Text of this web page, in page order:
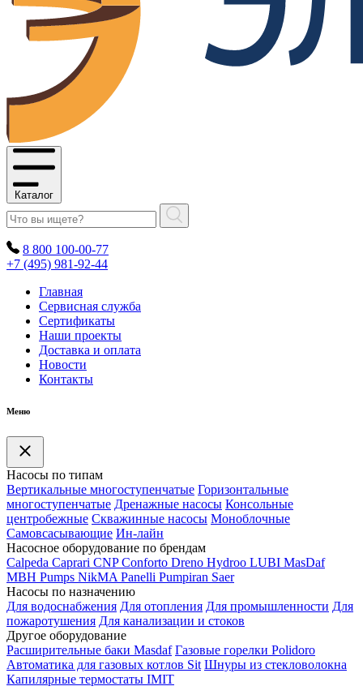
Каталог
8 800 100-00-77
+7 (495) 981-92-44
Главная
Сервисная служба
Сертификаты
Наши проекты
Доставка и оплата
Новости
Контакты
Меню
Насосы по типам
Вертикальные многоступенчатые Горизонтальные
многоступенчатые Дренажные насосы Консольные
центробежные Скважинные насосы Моноблочные
Самовсасывающие Ин-лайн
Насосное оборудование по брендам
Calpeda Caprari CNP Conforto Dreno Hydroo LUBI MasDaf
MBH Pumps NikMA Panelli Pumpiran Saer
Насосы по назначению
Для водоснабжения Для отопления Для промышленности Для
пожаротушения Для канализации и стоков
Другое оборудование
Расширительные баки Masdaf Газовые горелки Polidoro
Автоматика для газовых котлов Sit Шнуры из стекловолокна
Капилярные термостаты IMIT